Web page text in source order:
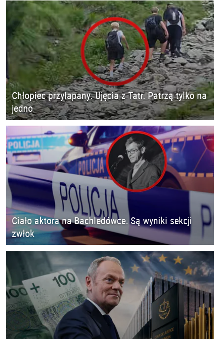
Chłopiec przyłapany. Ujęcia z Tatr. Patrzą tylko na
jedno
Ciało aktora na Bachledówce. Są wyniki sekcji
zwłok